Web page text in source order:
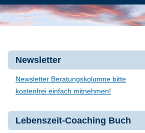
Newsletter
Newsletter Beratungskolumne bitte
kostenfrei einfach mitnehmen!
Lebenszeit-Coaching Buch